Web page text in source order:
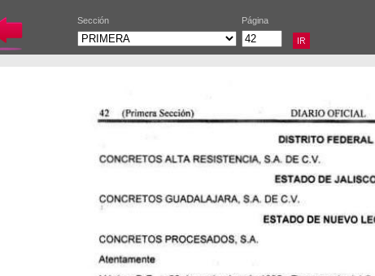
Sección Página